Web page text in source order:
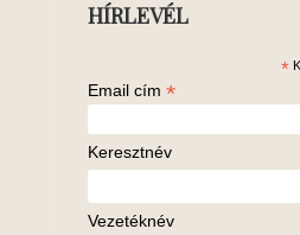
HÍRLEVÉL
*
Email cím *
Keresztnév
Vezetéknév